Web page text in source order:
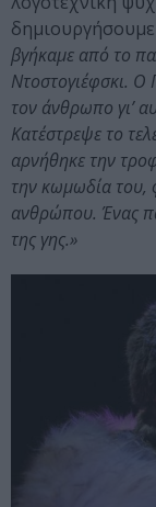
βγήκαμε από το
Ντοστογιέφσκι. Ο
τον άνθρωπο γι’
Κατέστρεψε το
αρνήθηκε την
την κωμωδία του,
ανθρώπου. Ένας
της γης.»